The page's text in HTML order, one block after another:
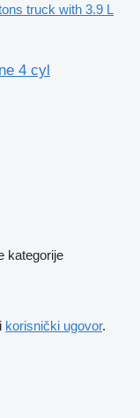
truck with 3.9 L
4 cyl
kategorije
i korisnički ugovor.